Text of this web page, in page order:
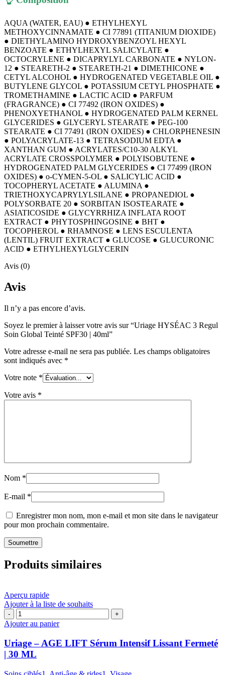
AQUA (WATER, EAU) ● ETHYLHEXYL
METHOXYCINNAMATE ● CI 77891 (TITANIUM DIOXIDE)
● DIETHYLAMINO HYDROXYBENZOYL HEXYL
BENZOATE ● ETHYLHEXYL SALICYLATE ●
OCTOCRYLENE ● DICAPRYLYL CARBONATE ● NYLON-
12 ● STEARETH-2 ● STEARETH-21 ● DIMETHICONE ●
CETYL ALCOHOL ● HYDROGENATED VEGETABLE OIL ●
BUTYLENE GLYCOL ● POTASSIUM CETYL PHOSPHATE ●
TROMETHAMINE ● LACTIC ACID ● PARFUM
(FRAGRANCE) ● CI 77492 (IRON OXIDES) ●
PHENOXYETHANOL ● HYDROGENATED PALM KERNEL
GLYCERIDES ● GLYCERYL STEARATE ● PEG-100
STEARATE ● CI 77491 (IRON OXIDES) ● CHLORPHENESIN
● POLYACRYLATE-13 ● TETRASODIUM EDTA ●
XANTHAN GUM ● ACRYLATES/C10-30 ALKYL
ACRYLATE CROSSPOLYMER ● POLYISOBUTENE ●
HYDROGENATED PALM GLYCERIDES ● CI 77499 (IRON
OXIDES) ● o-CYMEN-5-OL ● SALICYLIC ACID ●
TOCOPHERYL ACETATE ● ALUMINA ●
TRIETHOXYCAPRYLYLSILANE ● PROPANEDIOL ●
POLYSORBATE 20 ● SORBITAN ISOSTEARATE ●
ASIATICOSIDE ● GLYCYRRHIZA INFLATA ROOT
EXTRACT ● PHYTOSPHINGOSINE ● BHT ●
TOCOPHEROL ● RHAMNOSE ● LENS ESCULENTA
(LENTIL) FRUIT EXTRACT ● GLUCOSE ● GLUCURONIC
ACID ● ETHYLHEXYLGLYCERIN
Avis (0)
Avis
Il n’y a pas encore d’avis.
Soyez le premier à laisser votre avis sur “Uriage HYSÉAC 3 Regul
Soin Global Teinté SPF30 | 40ml”
Votre adresse e-mail ne sera pas publiée. Les champs obligatoires
sont indiqués avec *
Votre note *
Votre avis *
Nom *
E-mail *
Enregistrer mon nom, mon e-mail et mon site dans le navigateur
pour mon prochain commentaire.
Produits similaires
Aperçu rapide
Ajouter à la liste de souhaits
quantité
de
–
AGE
LIFT
Ajouter au panier
Uriage – AGE LIFT Sérum Intensif Lissant Fermeté
| 30 ML